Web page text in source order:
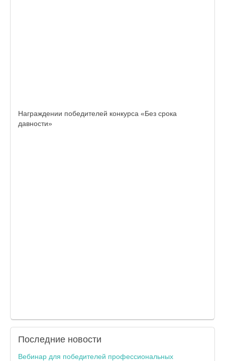
Награждении победителей конкурса «Без срока
давности»
Последние новости
Вебинар для победителей профессиональных